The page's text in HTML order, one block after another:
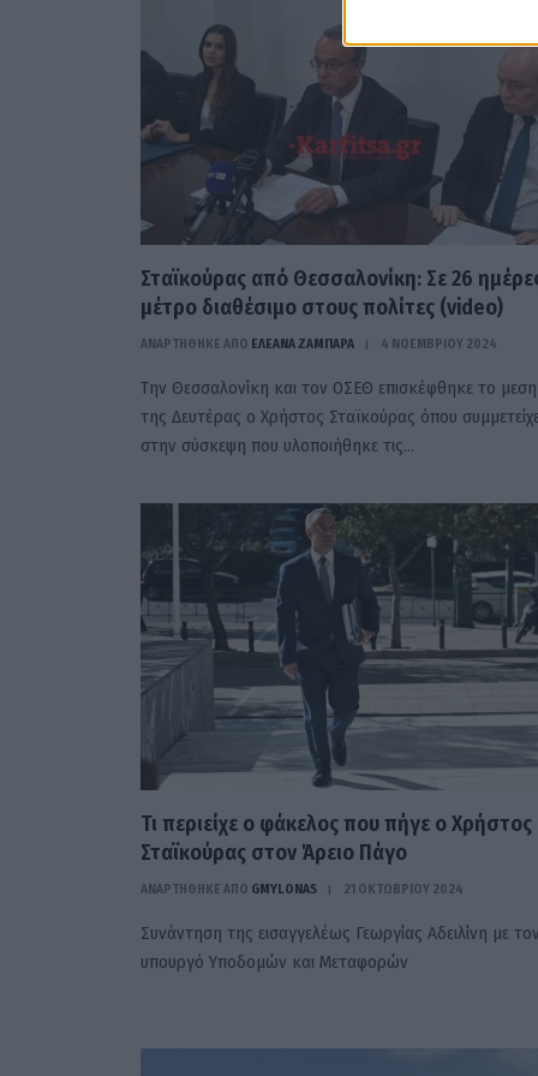
Σταϊκούρας από Θεσσαλονίκη: Σε 26
μέτρο διαθέσιμο στους πολίτες (video)
ΑΝΑΡΤΗΘΗΚΕ ΑΠΟ ΕΛΕΑΝΑ ΖΑΜΠΑΡΑ 4 ΝΟΕΜΒΡΊΟΥ 2024
Την Θεσσαλονίκη και τον ΟΣΕΘ επισκέφθηκε το
της Δευτέρας ο Χρήστος Σταϊκούρας όπου συμμετείχε
στην σύσκεψη που υλοποιήθηκε τις…
Τι περιείχε ο φάκελος που πήγε ο Χρήστος
Σταϊκούρας στον Άρειο Πάγο
ΑΝΑΡΤΗΘΗΚΕ ΑΠΟ GMYLONAS 21 ΟΚΤΩΒΡΊΟΥ 2024
Συνάντηση της εισαγγελέως Γεωργίας Αδειλίνη με τον
υπουργό Υποδομών και Μεταφορών